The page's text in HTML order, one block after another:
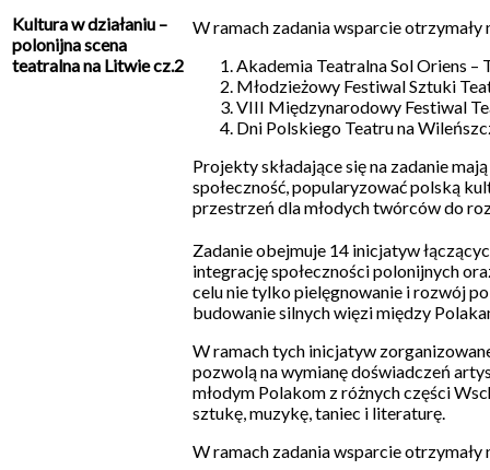
Kultura w działaniu –
polonijna scena
teatralna na Litwie cz.2
W ramach zadania wsparcie otrzymały
Akademia Teatralna Sol Oriens –
Młodzieżowy Festiwal Sztuki
VIII Międzynarodowy Festiwal
Dni Polskiego Teatru na
Projekty składające się na zadanie
społeczność, popularyzować polską
przestrzeń dla młodych twórców do
Zadanie obejmuje 14 inicjatyw
integrację społeczności polonijnych
celu nie tylko pielęgnowanie i rozwój
budowanie silnych więzi między
W ramach tych inicjatyw
pozwolą na wymianę doświadczeń
młodym Polakom z różnych części
sztukę, muzykę, taniec i literaturę.
W ramach zadania wsparcie otrzymały